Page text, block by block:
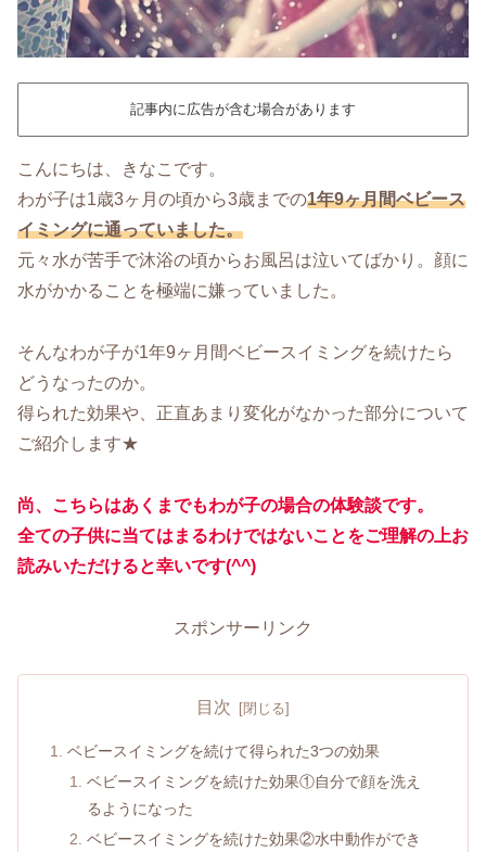
記事内に広告が含む場合があります
こんにちは、きなこです。
わが子は1歳3ヶ月の頃から3歳までの1年9ヶ月間ベビース
イミングに通っていました。
元々水が苦手で沐浴の頃からお風呂は泣いてばかり。顔に
水がかかることを極端に嫌っていました。
そんなわが子が1年9ヶ月間ベビースイミングを続けたら
どうなったのか。
得られた効果や、正直あまり変化がなかった部分について
ご紹介します★
尚、こちらはあくまでもわが子の場合の体験談です。
全ての子供に当てはまるわけではないことをご理解の上お
読みいただけると幸いです(^^)
スポンサーリンク
目次
ベビースイミングを続けて得られた3つの効果
ベビースイミングを続けた効果①自分で顔を洗え
るようになった
ベビースイミングを続けた効果②水中動作ができ